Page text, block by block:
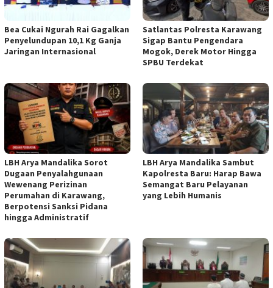
Bea Cukai Ngurah Rai Gagalkan
Penyelundupan 10,1 Kg Ganja
Jaringan Internasional
Satlantas Polresta Karawang
Sigap Bantu Pengendara
Mogok, Derek Motor Hingga
SPBU Terdekat
LBH Arya Mandalika Sorot
Dugaan Penyalahgunaan
Wewenang Perizinan
Perumahan di Karawang,
Berpotensi Sanksi Pidana
hingga Administratif
LBH Arya Mandalika Sambut
Kapolresta Baru: Harap Bawa
Semangat Baru Pelayanan
yang Lebih Humanis